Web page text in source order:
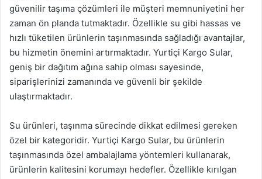
güvenilir taşıma çözümleri ile müşteri memnuniyetini her
zaman ön planda tutmaktadır. Özellikle su gibi hassas ve
hızlı tüketilen ürünlerin taşınmasında sağladığı avantajlar,
bu hizmetin önemini artırmaktadır. Yurtiçi Kargo Sular,
geniş bir dağıtım ağına sahip olması sayesinde,
siparişlerinizi zamanında ve güvenli bir şekilde
ulaştırmaktadır.
Su ürünleri, taşınma sürecinde dikkat edilmesi gereken
özel bir kategoridir. Yurtiçi Kargo Sular, bu ürünlerin
taşınmasında özel ambalajlama yöntemleri kullanarak,
ürünlerin kalitesini korumayı hedefler. Özellikle kırılgan